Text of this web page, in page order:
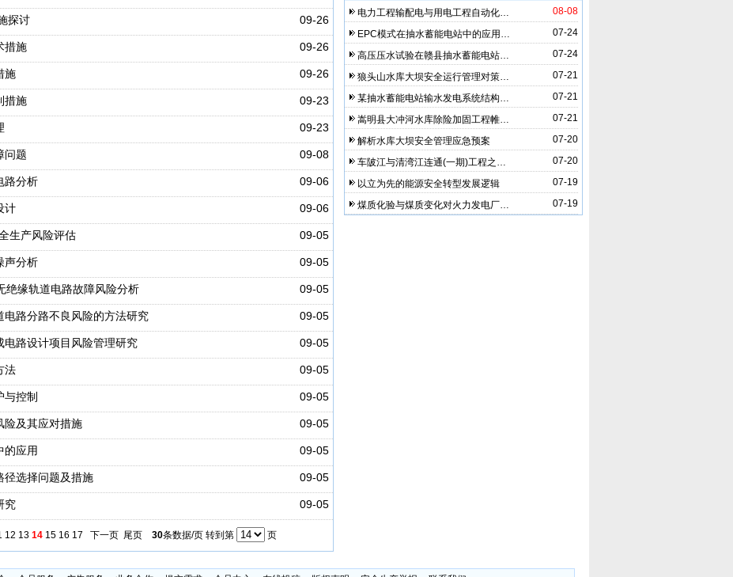
09-26
探讨
09-26
措施
09-26
施
09-23
措施
09-23
09-08
问题
09-06
路分析
09-06
计
09-05
生产风险评估
09-05
声分析
09-05
绝缘轨道电路故障风险分析
09-05
路分路不良风险的方法研究
09-05
路设计项目风险管理研究
09-05
法
09-05
与控制
09-05
险及其应对措施
09-05
的应用
09-05
径选择问题及措施
09-05
究
12 13 14 15 16 17 下一页 尾页 30条数据/页 转到第 页
08-08
电力工程输配电与用电工程自动化…
07-24
EPC模式在抽水蓄能电站中的应用…
07-24
高压压水试验在赣县抽水蓄能电站…
07-21
狼头山水库大坝安全运行管理对策…
07-21
某抽水蓄能电站输水发电系统结构…
07-21
嵩明县大冲河水库除险加固工程帷…
07-20
解析水库大坝安全管理应急预案
07-20
车陂江与清湾江连通(一期)工程之…
07-19
以立为先的能源安全转型发展逻辑
07-19
煤质化验与煤质变化对火力发电厂…